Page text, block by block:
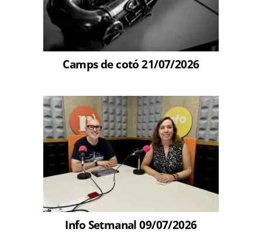
Camps de cotó 21/07/2026
Info Setmanal 09/07/2026